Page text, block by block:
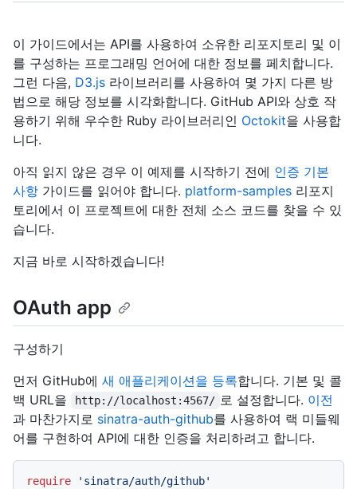
이 가이드에서는 API를 사용하여 소유한 리포지토리 및 이
를 구성하는 프로그래밍 언어에 대한 정보를 페치합니다.
그런 다음, D3.js 라이브러리를 사용하여 몇 가지 다른 방
법으로 해당 정보를 시각화합니다. GitHub API와 상호 작
용하기 위해 우수한 Ruby 라이브러리인 Octokit을 사용합
니다.
아직 읽지 않은 경우 이 예제를 시작하기 전에 인증 기본
사항 가이드를 읽어야 합니다. platform-samples 리포지
토리에서 이 프로젝트에 대한 전체 소스 코드를 찾을 수 있
습니다.
지금 바로 시작하겠습니다!
OAuth app
구성하기
먼저 GitHub에 새 애플리케이션을 등록합니다. 기본 및 콜
백 URL을
http://localhost:4567/ 로 설정합니다. 이전
과 마찬가지로 sinatra-auth-github를 사용하여 랙 미들웨
어를 구현하여 API에 대한 인증을 처리하려고 합니다.
require 'sinatra/auth/github'